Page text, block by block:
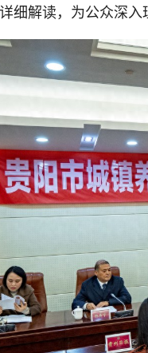
细解读，为公众深入